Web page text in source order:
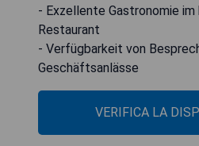
- Exzellente Gastronomie
Restaurant
- Verfügbarkeit von
Geschäftsanlässe
VERIFICA LA